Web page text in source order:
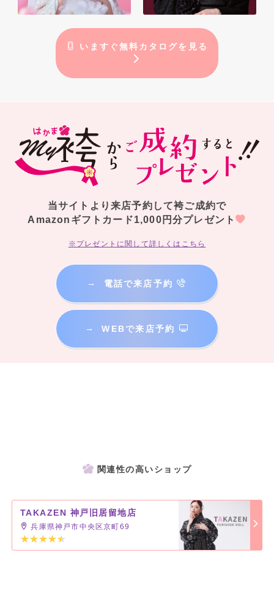
いますぐ無料カタログを見る
当サイトより来店予約して袴ご成約で
Amazonギフトカード1,000円分プレゼント
※プレゼントに関して詳しくはこちら
→ 電話で来店予約
→ WEBで来店予約
関連性の高いショップ
TAKAZEN 神戸旧居留地店
兵庫県神戸市中央区京町69